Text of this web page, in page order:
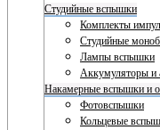
Студийные вспышки
Комплекты
Студийные
Лампы вспышки
Аккумуляторы и
Накамерные вспышки и
Фотовспышки
Кольцевые